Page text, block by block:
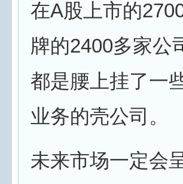
在A股上市的
牌的2400多家公
都是腰上挂了一
业务的壳公司。
未来市场一定会